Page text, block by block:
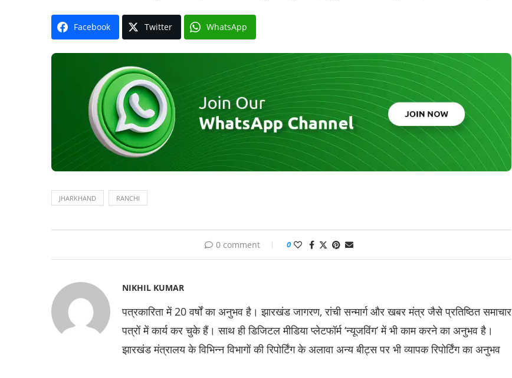
Facebook Twitter WhatsApp
JHARKHAND RANCHI
0 comment 0
NIKHIL KUMAR
पत्रकारिता में 20 वर्षों का अनुभव है। झारखंड जागरण, रांची सन्मार्ग और खबर मंत्र जैसे प्रतिष्ठित समाचार
पत्रों में कार्य कर चुके हैं। साथ ही डिजिटल मीडिया प्लेटफॉर्म ‘न्यूजविंग’ में भी काम करने का अनुभव है।
झारखंड मंत्रालय के विभिन्न विभागों की रिपोर्टिंग के अलावा अन्य बीट्स पर भी व्यापक रिपोर्टिंग का अनुभव